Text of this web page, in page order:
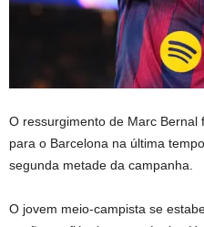
O ressurgimento de Marc
para o Barcelona na última
segunda metade da campanha.
O jovem meio-campista se